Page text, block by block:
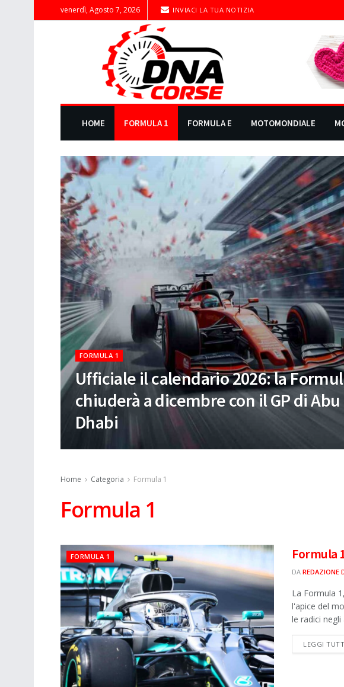
venerdì, Agosto 7, 2026 INVIACI LA TUA NOTIZIA
HOME FORMULA 1 FORMULA E MOTOMONDIALE
FORMULA 1
Ufficiale il calendario 2026: la
chiuderà a dicembre con il GP di Abu
Dhabi
Home Categoria Formula 1
Formula 1
FORMULA 1 Formula
DA REDAZIONE
La Formula
l'apice del
le radici negli
LEGGI